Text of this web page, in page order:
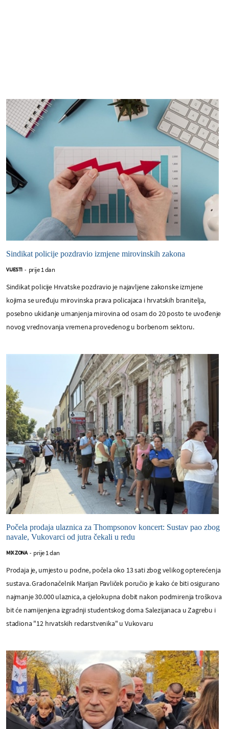
Sindikat policije pozdravio izmjene mirovinskih zakona
VIJESTI - prije 1 dan
Sindikat policije Hrvatske pozdravio je najavljene zakonske izmjene
kojima se uređuju mirovinska prava policajaca i hrvatskih branitelja,
posebno ukidanje umanjenja mirovina od osam do 20 posto te uvođenje
novog vrednovanja vremena provedenog u borbenom sektoru.
Počela prodaja ulaznica za Thompsonov koncert: Sustav pao zbog
navale, Vukovarci od jutra čekali u redu
MIX ZONA - prije 1 dan
Prodaja je, umjesto u podne, počela oko 13 sati zbog velikog opterećenja
sustava. Gradonačelnik Marijan Pavliček poručio je kako će biti osigurano
najmanje 30.000 ulaznica, a cjelokupna dobit nakon podmirenja troškova
bit će namijenjena izgradnji studentskog doma Salezijanaca u Zagrebu i
stadiona "12 hrvatskih redarstvenika" u Vukovaru